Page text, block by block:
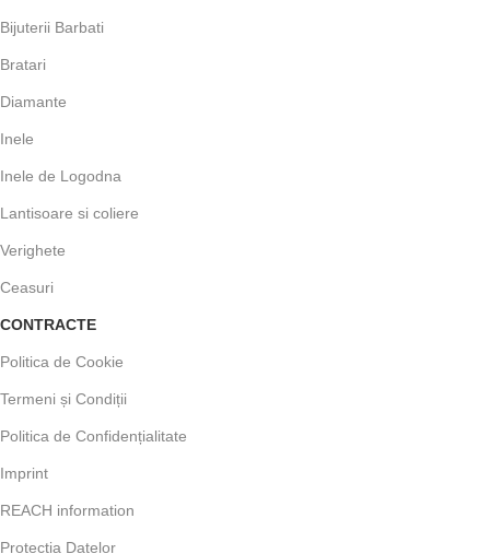
Bijuterii Barbati
Bratari
Diamante
Inele
Inele de Logodna
Lantisoare si coliere
Verighete
Ceasuri
CONTRACTE
Politica de Cookie
Termeni și Condiții
Politica de Confidențialitate
Imprint
REACH information
Protecția Datelor